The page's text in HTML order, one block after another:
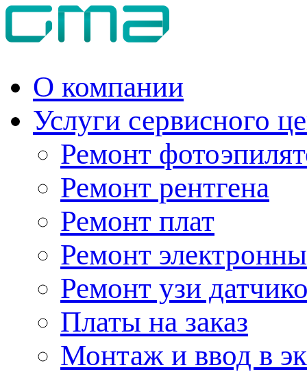
О компании
Услуги сервисного
Ремонт
Ремонт рентгена
Ремонт плат
Ремонт
Ремонт узи
Платы на заказ
Монтаж и ввод в